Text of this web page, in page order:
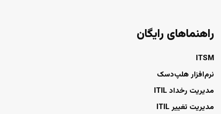
راهنماهای رایگان
ITSM
نرم‌افزار هلپ‌دسک
مدیریت رخداد ITIL
مدیریت تغییر ITIL